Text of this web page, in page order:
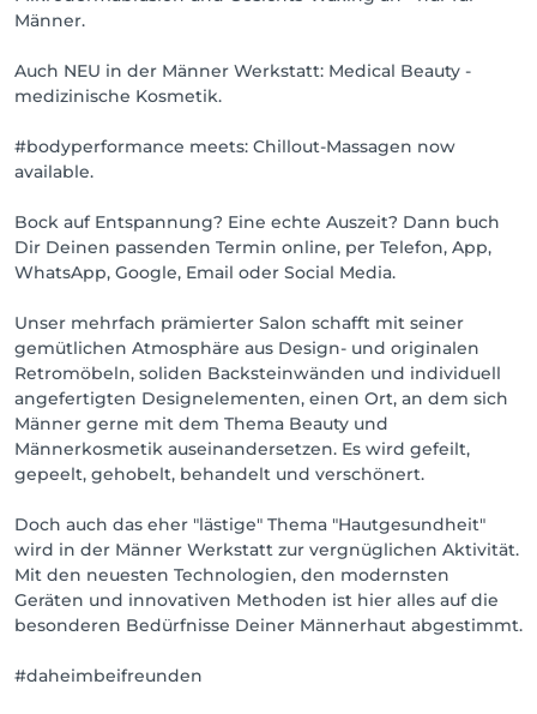
Eigene Parkplätze vorhanden.
Männer.
Auch NEU in der Männer Werkstatt: Medical Beauty -
medizinische Kosmetik.
#bodyperformance meets: Chillout-Massagen now
available.
Bock auf Entspannung? Eine echte Auszeit? Dann buch
Dir Deinen passenden Termin online, per Telefon, App,
WhatsApp, Google, Email oder Social Media.
Unser mehrfach prämierter Salon schafft mit seiner
gemütlichen Atmosphäre aus Design- und originalen
Retromöbeln, soliden Backsteinwänden und individuell
angefertigten Designelementen, einen Ort, an dem sich
Männer gerne mit dem Thema Beauty und
Männerkosmetik auseinandersetzen. Es wird gefeilt,
gepeelt, gehobelt, behandelt und verschönert.
Doch auch das eher "lästige" Thema "Hautgesundheit"
wird in der Männer Werkstatt zur vergnüglichen Aktivität.
Mit den neuesten Technologien, den modernsten
Geräten und innovativen Methoden ist hier alles auf die
besonderen Bedürfnisse Deiner Männerhaut abgestimmt.
#daheimbeifreunden